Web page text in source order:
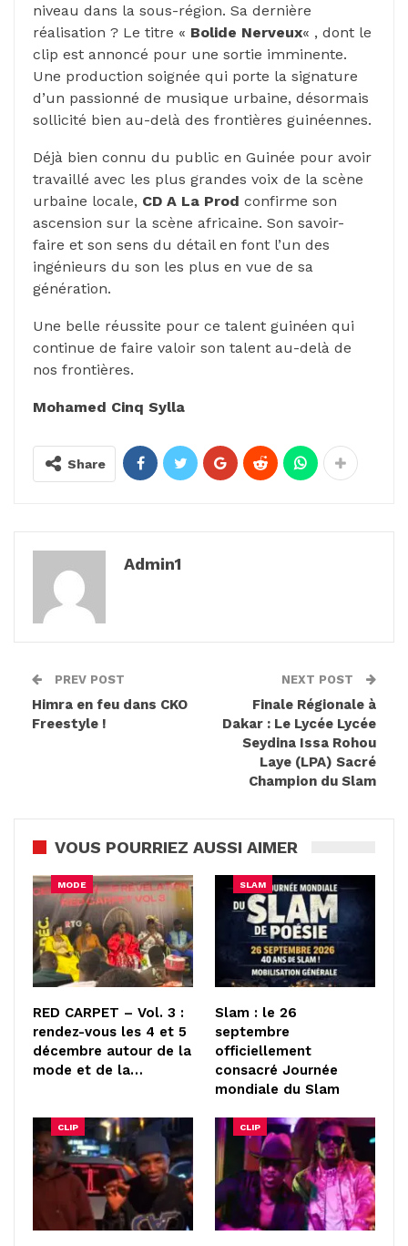
niveau dans la sous-région. Sa dernière
réalisation ? Le titre « Bolide Nerveux« , dont le
clip est annoncé pour une sortie imminente.
Une production soignée qui porte la signature
d’un passionné de musique urbaine, désormais
sollicité bien au-delà des frontières guinéennes.
Déjà bien connu du public en Guinée pour avoir
travaillé avec les plus grandes voix de la scène
urbaine locale, CD A La Prod confirme son
ascension sur la scène africaine. Son savoir-
faire et son sens du détail en font l’un des
ingénieurs du son les plus en vue de sa
génération.
Une belle réussite pour ce talent guinéen qui
continue de faire valoir son talent au-delà de
nos frontières.
Mohamed Cinq Sylla
Share
Admin1
PREV POST
Himra en feu dans CKO
Freestyle !
NEXT POST
Finale Régionale à
Dakar : Le Lycée Lycée
Seydina Issa Rohou
Laye (LPA) Sacré
Champion du Slam
VOUS POURRIEZ AUSSI AIMER
MODE
RED CARPET – Vol. 3 :
rendez-vous les 4 et 5
décembre autour de la
mode et de la…
SLAM
Slam : le 26
septembre
officiellement
consacré Journée
mondiale du Slam
CLIP CLIP